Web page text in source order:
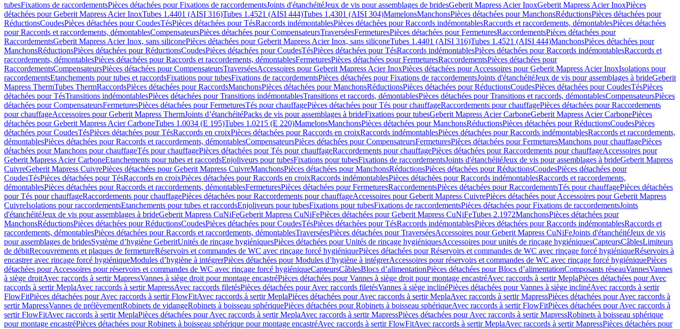
tubesFixations de raccordementsPièces détachées pour Fixations de raccordementsJoints d'étanchéitéJeux de vis pour assemblages de bridesGeberit Mapress Acier InoxGeberit Mapress Acier InoxPièces
détachées pour Geberit Mapress Acier InoxTubes 1.4401 (AISI 316)Tubes 1.4521 (AISI 444)Tubes 1.4301 (AISI 304)MamelonsManchonsPièces détachées pour ManchonsRéductionsPièces détachées pour
RéductionsCoudesPièces détachées pour CoudesTésPièces détachées pour TésRaccords indémontablesPièces détachées pour Raccords indémontablesRaccords et raccordements, démontablesPièces détachées
pour Raccords et raccordements, démontablesCompensateursPièces détachées pour CompensateursTraverséesFermeturesPièces détachées pour FermeturesRaccordementsPièces détachées pour
RaccordementsGeberit Mapress Acier Inox, sans siliconePièces détachées pour Geberit Mapress Acier Inox, sans siliconeTubes 1.4401 (AISI 316)Tubes 1.4521 (AISI 444)ManchonsPièces détachées pour
ManchonsRéductionsPièces détachées pour RéductionsCoudesPièces détachées pour CoudesTésPièces détachées pour TésRaccords indémontablesPièces détachées pour Raccords indémontablesRaccords et
raccordements, démontablesPièces détachées pour Raccords et raccordements, démontablesFermeturesPièces détachées pour FermeturesRaccordementsPièces détachées pour
RaccordementsCompensateursPièces détachées pour CompensateursTraverséesAccessoires pour Geberit Mapress Acier InoxPièces détachées pour Accessoires pour Geberit Mapress Acier InoxIsolations pour
raccordementsEtanchements pour tubes et raccordsFixations pour tubesFixations de raccordementsPièces détachées pour Fixations de raccordementsJoints d'étanchéitéJeux de vis pour assemblages à brideGeberit
Mapress ThermTubes ThermRaccordsPièces détachées pour RaccordsManchonsPièces détachées pour ManchonsRéductionsPièces détachées pour RéductionsCoudesPièces détachées pour CoudesTésPièces
détachées pour TésTransitions indémontablesPièces détachées pour Transitions indémontablesTransitions et raccords, démontablesPièces détachées pour Transitions et raccords, démontablesCompensateursPièces
détachées pour CompensateursFermeturesPièces détachées pour FermeturesTés pour chauffagePièces détachées pour Tés pour chauffageRaccordements pour chauffagePièces détachées pour Raccordements
pour chauffageAccessoires pour Geberit Mapress ThermJoints d’étanchéitéPacks de vis pour assemblages à brideFixations pour tubesGeberit Mapress Acier CarboneGeberit Mapress Acier CarbonePièces
détachées pour Geberit Mapress Acier CarboneTubes 1.0034 (E 195)Tubes 1.0215 (E 220)MamelonsManchonsPièces détachées pour ManchonsRéductionsPièces détachées pour RéductionsCoudesPièces
détachées pour CoudesTésPièces détachées pour TésRaccords en croixPièces détachées pour Raccords en croixRaccords indémontablesPièces détachées pour Raccords indémontablesRaccords et raccordements,
démontablesPièces détachées pour Raccords et raccordements, démontablesCompensateursPièces détachées pour CompensateursFermeturesPièces détachées pour FermeturesManchons pour chauffagePièces
détachées pour Manchons pour chauffageTés pour chauffagePièces détachées pour Tés pour chauffageRaccordements pour chauffagePièces détachées pour Raccordements pour chauffageAccessoires pour
Geberit Mapress Acier CarboneEtanchements pour tubes et raccordsEnjoliveurs pour tubesFixations pour tubesFixations de raccordementsJoints d'étanchéitéJeux de vis pour assemblages à brideGeberit Mapress
CuivreGeberit Mapress CuivrePièces détachées pour Geberit Mapress CuivreManchonsPièces détachées pour ManchonsRéductionsPièces détachées pour RéductionsCoudesPièces détachées pour
CoudesTésPièces détachées pour TésRaccords en croixPièces détachées pour Raccords en croixRaccords indémontablesPièces détachées pour Raccords indémontablesRaccords et raccordements,
démontablesPièces détachées pour Raccords et raccordements, démontablesFermeturesPièces détachées pour FermeturesRaccordementsPièces détachées pour RaccordementsTés pour chauffagePièces détachées
pour Tés pour chauffageRaccordements pour chauffagePièces détachées pour Raccordements pour chauffageAccessoires pour Geberit Mapress CuivrePièces détachées pour Accessoires pour Geberit Mapress
CuivreIsolations pour raccordementsEtanchements pour tubes et raccordsEnjoliveurs pour tubesFixations pour tubesFixations de raccordementsPièces détachées pour Fixations de raccordementsJoints
d'étanchéitéJeux de vis pour assemblages à brideGeberit Mapress CuNiFeGeberit Mapress CuNiFePièces détachées pour Geberit Mapress CuNiFeTubes 2.1972ManchonsPièces détachées pour
ManchonsRéductionsPièces détachées pour RéductionsCoudesPièces détachées pour CoudesTésPièces détachées pour TésRaccords indémontablesPièces détachées pour Raccords indémontablesRaccords et
raccordements, démontablesPièces détachées pour Raccords et raccordements, démontablesTraverséesPièces détachées pour TraverséesAccessoires pour Geberit Mapress CuNiFeJoints d'étanchéitéJeux de vis
pour assemblages de bridesSystème d’hygiène GeberitUnités de rinçage hygiéniquesPièces détachées pour Unités de rinçage hygiéniquesAccessoires pour unités de rinçage hygiéniquesCapteursCâblesLimiteurs
de débitRecouvrements et plaques de fermetureRéservoirs et commandes de WC avec rinçage forcé hygiéniquePièces détachées pour Réservoirs et commandes de WC avec rinçage forcé hygiéniqueRéservoirs à
encastrer avec rinçage forcé hygiéniqueModules d’hygiène à intégrerPièces détachées pour Modules d’hygiène à intégrerAccessoires pour réservoirs et commandes de WC avec rinçage forcé hygiéniquePièces
détachées pour Accessoires pour réservoirs et commandes de WC avec rinçage forcé hygiéniqueCapteursCâblesBlocs d’alimentationPièces détachées pour Blocs d’alimentationComposants réseauVannesVannes
à siège droitAvec raccords à sertir MapressVannes à siège droit pour montage encastréPièces détachées pour Vannes à siège droit pour montage encastréAvec raccords à sertir MeplaPièces détachées pour Avec
raccords à sertir MeplaAvec raccords à sertir MapressAvec raccords filetésPièces détachées pour Avec raccords filetésVannes à siège inclinéPièces détachées pour Vannes à siège inclinéAvec raccords à sertir
FlowFitPièces détachées pour Avec raccords à sertir FlowFitAvec raccords à sertir MeplaPièces détachées pour Avec raccords à sertir MeplaAvec raccords à sertir MapressPièces détachées pour Avec raccords à
sertir MapressVannes de prélèvementRobinets de vidangeRobinets à boisseau sphériquePièces détachées pour Robinets à boisseau sphériqueAvec raccords à sertir FlowFitPièces détachées pour Avec raccords à
sertir FlowFitAvec raccords à sertir MeplaPièces détachées pour Avec raccords à sertir MeplaAvec raccords à sertir MapressPièces détachées pour Avec raccords à sertir MapressRobinets à boisseau sphérique
pour montage encastréPièces détachées pour Robinets à boisseau sphérique pour montage encastréAvec raccords à sertir FlowFitAvec raccords à sertir MeplaAvec raccords à sertir MapressPièces détachées pour